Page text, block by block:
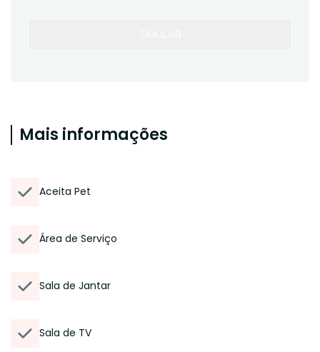
Mais informações
Aceita Pet
Área de Serviço
Sala de Jantar
Sala de TV